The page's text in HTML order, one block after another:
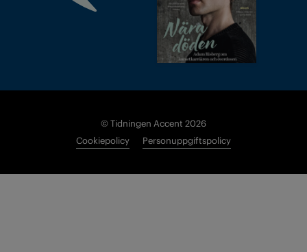
© Tidningen Accent 2026
Cookiepolicy
Personuppgiftspolicy